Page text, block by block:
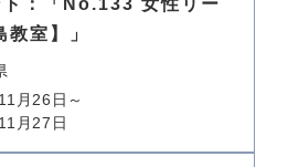
ト：「No.133 女性リー
室】」
月26日～
月27日